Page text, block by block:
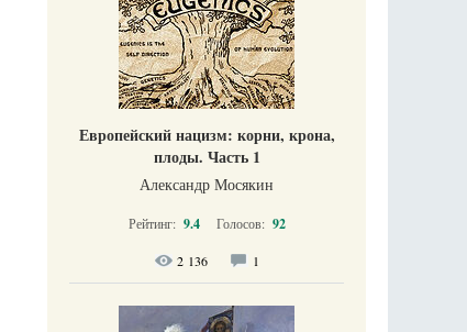
Европейский нацизм: корни, крона,
плоды. Часть 1
Александр Мосякин
Рейтинг: 9.4 Голосов: 92
2 136 1